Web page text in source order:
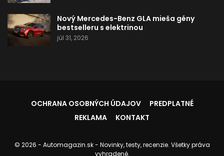
Nový Mercedes-Benz GLA mieša gény
bestselleru s elektrinou
júl 31, 2026
OCHRANA OSOBNÝCH ÚDAJOV
PREDPLATNÉ
REKLAMA
KONTAKT
© 2026 - Automagazin.sk - Novinky, testy, recenzie. Všetky práva
vyhradené.